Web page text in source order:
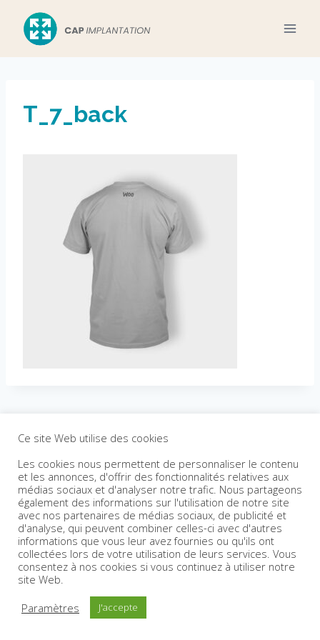
contenu
T_7_back
Ce site Web utilise des cookies
Les cookies nous permettent de personnaliser le contenu
et les annonces, d'offrir des fonctionnalités relatives aux
médias sociaux et d'analyser notre trafic. Nous partageons
également des informations sur l'utilisation de notre site
avec nos partenaires de médias sociaux, de publicité et
d'analyse, qui peuvent combiner celles-ci avec d'autres
informations que vous leur avez fournies ou qu'ils ont
collectées lors de votre utilisation de leurs services. Vous
consentez à nos cookies si vous continuez à utiliser notre
site Web.
Paramètres
J'accepte